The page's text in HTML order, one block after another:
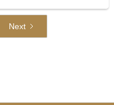
Next